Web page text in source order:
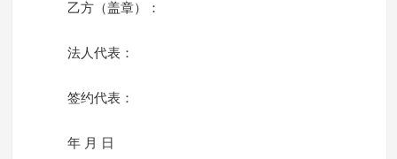
乙方（盖章）：
法人代表：
签约代表：
年 月 日